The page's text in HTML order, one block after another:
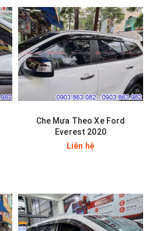
Che Mưa Theo Xe Ford
Everest 2020
Liên hệ